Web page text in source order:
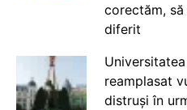
corectăm,
diferit
reamplasat
distruși în